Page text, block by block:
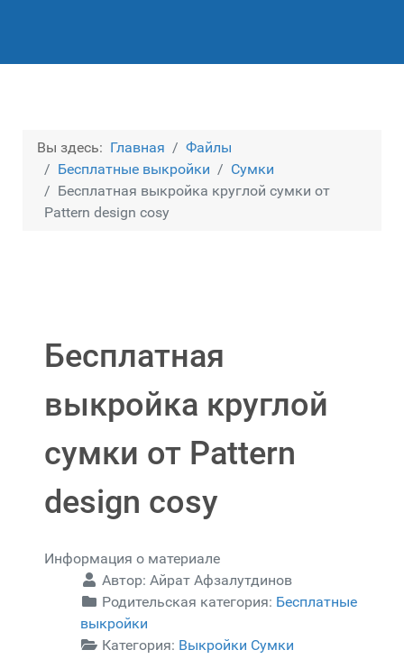
Вы здесь: Главная
Файлы
Бесплатные выкройки
Сумки
Бесплатная выкройка круглой сумки от
Pattern design cosy
Бесплатная
выкройка круглой
сумки от Pattern
design cosy
Информация о материале
Автор: Айрат Афзалутдинов
Родительская категория: Бесплатные
выкройки
Категория: Выкройки Сумки